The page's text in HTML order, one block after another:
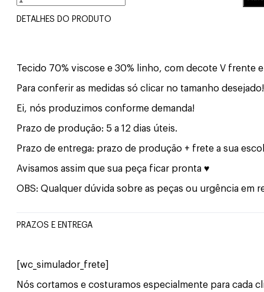
Linho
Preto
quantidade
DETALHES DO PRODUTO
Tecido 70% viscose e 30% linho, com decote V frente
Para conferir as medidas só clicar no tamanho desejado!
Ei, nós produzimos conforme demanda!
Prazo de produção: 5 a 12 dias úteis.
Prazo de entrega: prazo de produção + frete a sua
Avisamos assim que sua peça ficar pronta ♥
OBS: Qualquer dúvida sobre as peças ou urgência em
PRAZOS E ENTREGA
[wc_simulador_frete]
Nós cortamos e costuramos especialmente para cada